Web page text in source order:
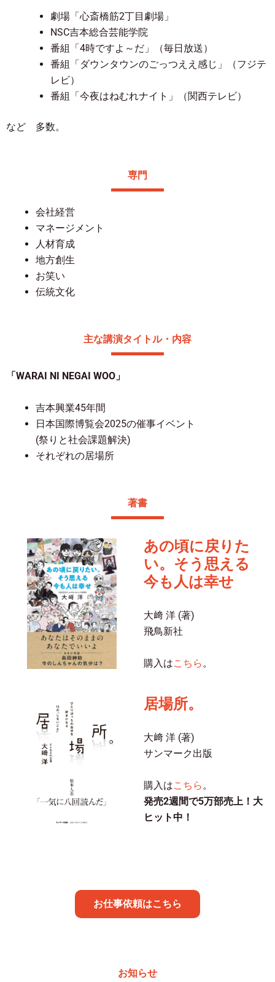
劇場「心斎橋筋2丁目劇場」
NSC吉本総合芸能学院
番組「4時ですよ～だ」（毎日放送）
番組「ダウンタウンのごっつええ感じ 」（フジテ
レビ）
番組「今夜はねむれナイト」（関西テレビ）
など 多数。
専門
会社経営
マネージメント
人材育成
地方創生
お笑い
伝統文化
主な講演タイトル・内容
「WARAI NI NEGAI WOO」
吉本興業45年間
日本国際博覧会2025の催事イベント
(祭りと社会課題解決)
それぞれの居場所
著書
あの頃に戻りた
い。そう思える
今も人は幸せ
大﨑 洋 (著)
飛鳥新社
購入はこちら 。
居場所。
大﨑 洋 (著)
サンマーク出版
購入はこちら 。
発売2週間で5万部売上！大
ヒット中！
お仕事依頼はこちら
お知らせ